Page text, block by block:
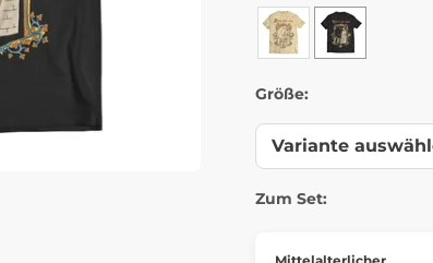
Größe:
Zum Set: